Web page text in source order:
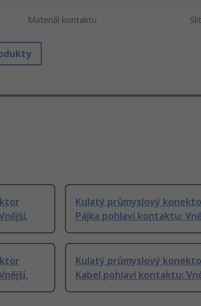
Materiál kontaktu
Kulatý průmyslový
Pájka pohlaví kontaktu:
Kulatý průmyslový
Kabel pohlaví kontaktu: